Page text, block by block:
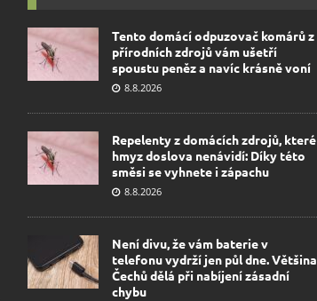
Tento domácí odpuzovač komárů z
přírodních zdrojů vám ušetří
spoustu peněz a navíc krásně voní
8.8.2026
Repelenty z domácích zdrojů, které
hmyz doslova nenávidí: Díky této
směsi se vyhnete i zápachu
8.8.2026
Není divu, že vám baterie v
telefonu vydrží jen půl dne. Většina
Čechů dělá při nabíjení zásadní
chybu